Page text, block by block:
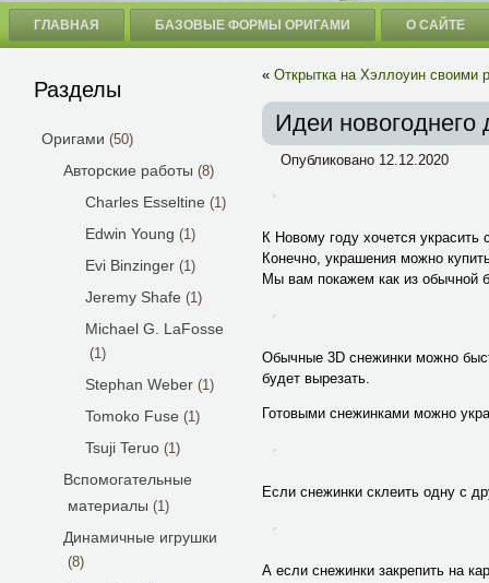
ГЛАВНАЯ БАЗОВЫЕ ФОРМЫ ОРИГАМИ О САЙТЕ
Разделы
Оригами (50)
Авторские работы (8)
Charles Esseltine (1)
Edwin Young (1)
Evi Binzinger (1)
Jeremy Shafe (1)
Michael G. LaFosse
(1)
Stephan Weber (1)
Tomoko Fuse (1)
Tsuji Teruo (1)
Вспомогательные
материалы (1)
Динамичные игрушки
(8)
« Открытка на Хэллоуин своими
Идеи новогоднего
Опубликовано 12.12.2020
К Новому году хочется
Конечно, украшения можно
Мы вам покажем как из обычной
Обычные 3D снежинки можно
будет вырезать.
Готовыми снежинками можно
Если снежинки склеить одну с
А если снежинки закрепить на